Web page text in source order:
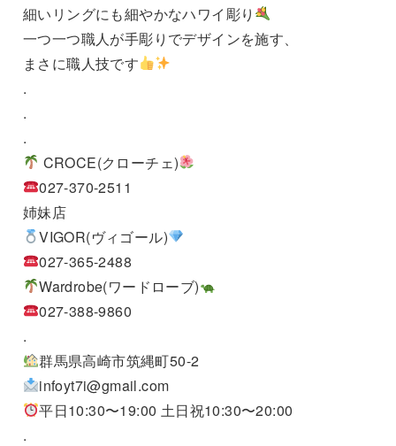
細いリングにも細やかなハワイ彫り
一つ一つ職人が手彫りでデザインを施す、
まさに職人技です
.
.
.
CROCE(クローチェ)
027-370-2511
姉妹店
VIGOR(ヴィゴール)
027-365-2488
Wardrobe(ワードローブ)
027-388-9860
.
群馬県高崎市筑縄町50-2
infoyt7i@gmail.com
平日10:30〜19:00 土日祝10:30〜20:00
.